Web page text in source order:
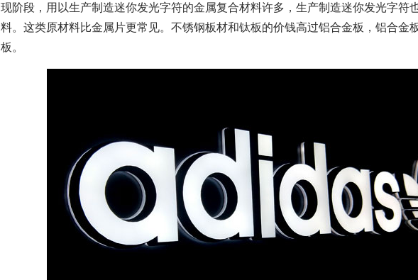
现阶段，用以生产制造迷你发光字符的金属复合材料许多，生产制造迷你发光字符
料。这类原材料比金属片更常见。不锈钢板材和钛板的价钱高过铝合金板，铝合金
板。